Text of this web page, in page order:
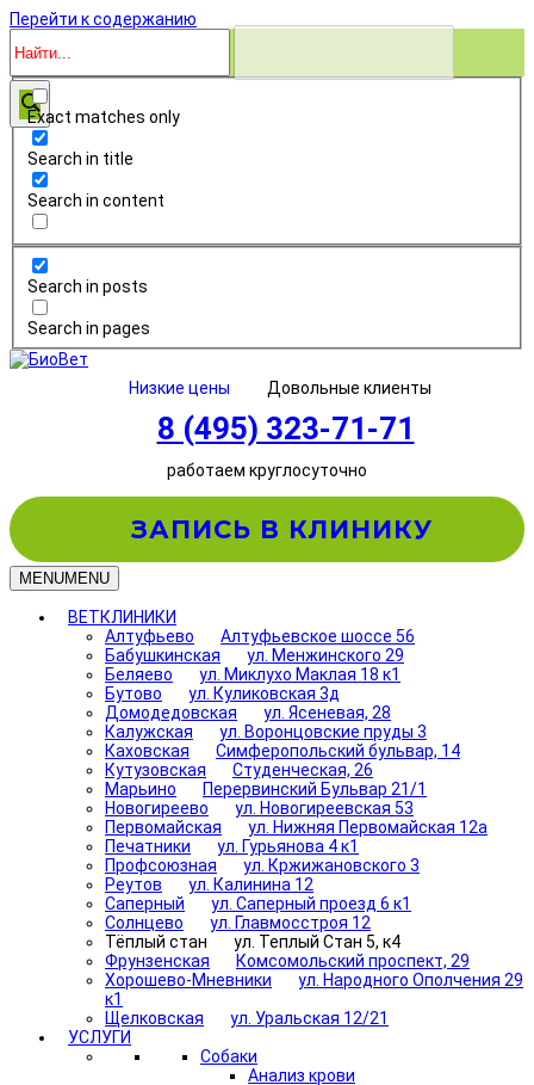
Перейти к содержанию
Exact matches only
Search in title
Search in content
Search in posts
Search in pages
Низкие цены Довольные клиенты
8 (495) 323-71-71
работаем круглосуточно
ЗАПИСЬ В КЛИНИКУ
MENUMENU
ВЕТКЛИНИКИ
Алтуфьево
Алтуфьевское шоссе 56
Бабушкинская
ул. Менжинского 29
Беляево
ул. Миклухо Маклая 18 к1
Бутово
ул. Куликовская 3д
Домодедовская
ул. Ясеневая, 28
Калужская
ул. Воронцовские пруды 3
Каховская
Симферопольский бульвар, 14
Кутузовская
Студенческая, 26
Марьино
Перервинский Бульвар 21/1
Новогиреево
ул. Новогиреевская 53
Первомайская
ул. Нижняя Первомайская 12а
Печатники
ул. Гурьянова 4 к1
Профсоюзная
ул. Кржижановского 3
Реутов
ул. Калинина 12
Саперный
ул. Саперный проезд 6 к1
Солнцево
ул. Главмосстроя 12
Тёплый стан
ул. Теплый Стан 5, к4
Фрунзенская
Комсомольский проспект, 29
Хорошево-Мневники
ул. Народного Ополчения 29
к1
Щелковская
ул. Уральская 12/21
УСЛУГИ
Собаки
Анализ крови